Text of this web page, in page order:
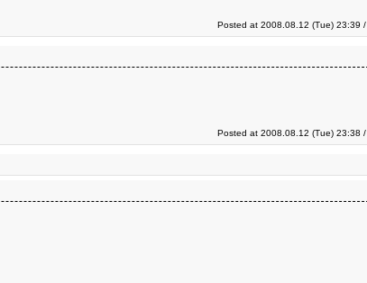
Posted at 2008.08.12 (Tue) 23:39 /
Posted at 2008.08.12 (Tue) 23:38 /